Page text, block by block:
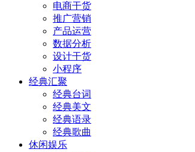
电商干货
推广营销
产品运营
数据分析
设计干货
小程序
经典汇聚
经典台词
经典美文
经典语录
经典歌曲
休闲娱乐